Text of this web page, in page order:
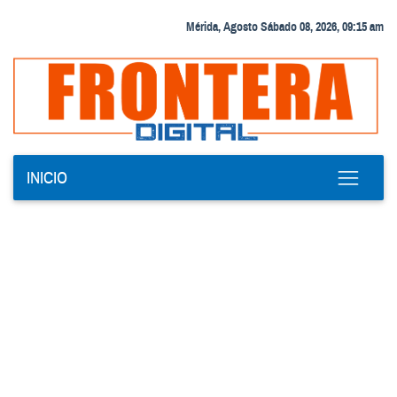
Mérida, Agosto Sábado 08, 2026, 09:15 am
INICIO